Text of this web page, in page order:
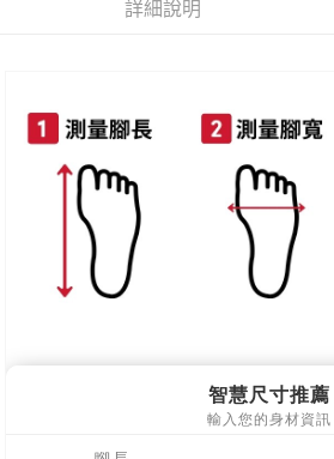
離島郵局配送
每筆NT$90，滿NT$999(含以上)免運費
【宇迅國際】限一般住址，不支援智能櫃
詳細說明